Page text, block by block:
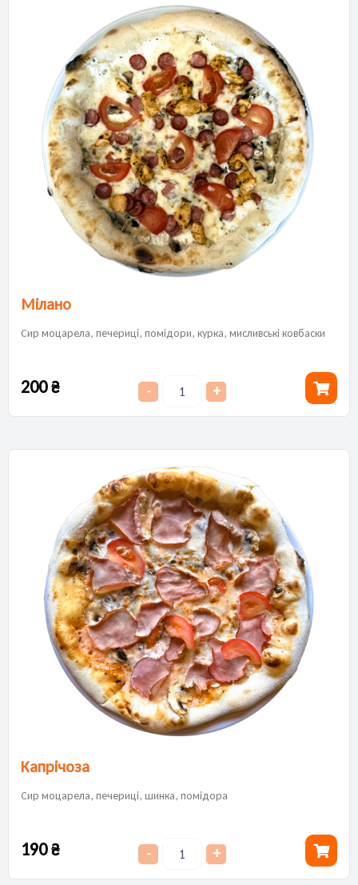
Мілано
Сир моцарела, печериці, помідори, курка, мисливські ковбаски
200₴ - +
Капрічоза
Сир моцарела, печериці, шинка, помідора
190₴ - +